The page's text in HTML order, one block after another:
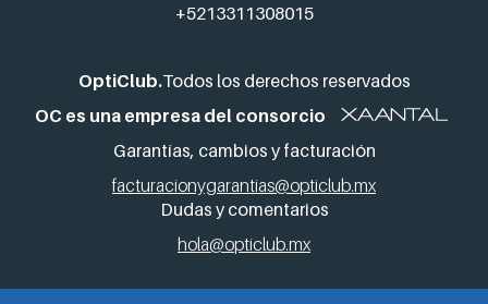
+5213311308015
OptiClub.Todos los derechos reservados
OC es una empresa del consorcio
Garantías, cambios y facturación
facturacionygarantias@opticlub.mx
Dudas y comentarios
hola@opticlub.mx